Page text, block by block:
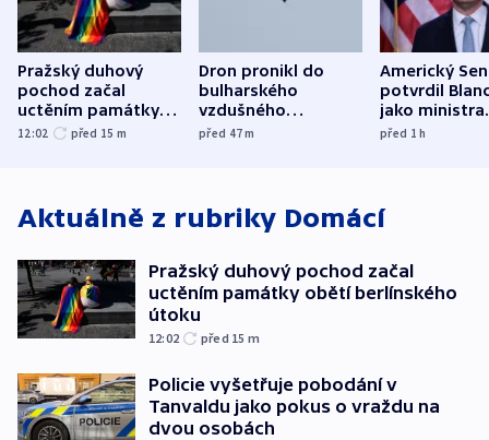
Pražský duhový
pochod začal
uctěním památky
obětí berlínského
12:02 před 15 m
Dron pronikl do
bulharského
vzdušného
prostoru,
před 47m
Americký
potvrdil
jako ministra
před 1h
Aktuálně z rubriky Domácí
Pražský duhový pochod začal
uctěním památky obětí berlínského
útoku
12:02 před 15 m
Policie vyšetřuje pobodání v
Tanvaldu jako pokus o vraždu na
dvou osobách